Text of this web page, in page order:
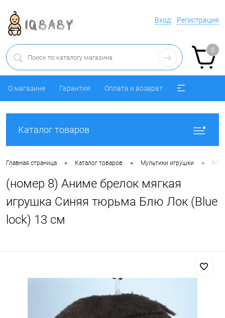
Вход Регистрация
0
О магазине Гарантия Оплата и возврат
Каталог товаров
Главная страница • Каталог товаров • Мультики игрушки •
(номер 8) Аниме брелок мягкая
игрушка Синяя тюрьма Блю Лок (Blue
lock) 13 см